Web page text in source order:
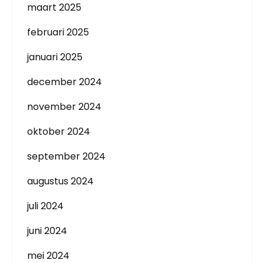
maart 2025
februari 2025
januari 2025
december 2024
november 2024
oktober 2024
september 2024
augustus 2024
juli 2024
juni 2024
mei 2024